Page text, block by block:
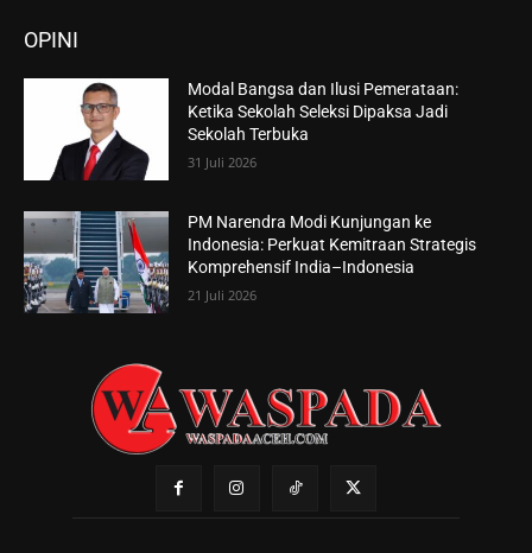
OPINI
Modal Bangsa dan Ilusi Pemerataan:
Ketika Sekolah Seleksi Dipaksa Jadi
Sekolah Terbuka
31 Juli 2026
PM Narendra Modi Kunjungan ke
Indonesia: Perkuat Kemitraan Strategis
Komprehensif India–Indonesia
21 Juli 2026